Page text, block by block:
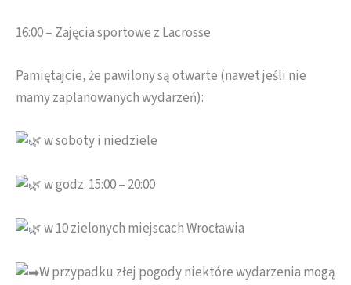
16:00 – Zajęcia sportowe z Lacrosse
Pamiętajcie, że pawilony są otwarte (nawet jeśli nie
mamy zaplanowanych wydarzeń):
w soboty i niedziele
w godz. 15:00 – 20:00
w 10 zielonych miejscach Wrocławia
W przypadku złej pogody niektóre wydarzenia mogą